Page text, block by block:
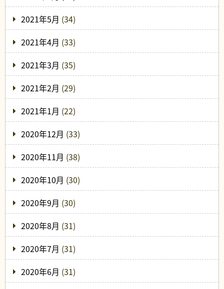
2021年5月 (34)
2021年4月 (33)
2021年3月 (35)
2021年2月 (29)
2021年1月 (22)
2020年12月 (33)
2020年11月 (38)
2020年10月 (30)
2020年9月 (30)
2020年8月 (31)
2020年7月 (31)
2020年6月 (31)